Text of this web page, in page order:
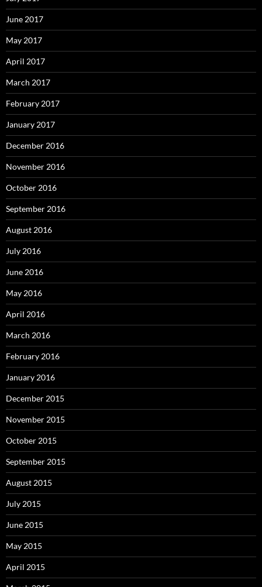
June 2017
May 2017
April 2017
March 2017
February 2017
January 2017
December 2016
November 2016
October 2016
September 2016
August 2016
July 2016
June 2016
May 2016
April 2016
March 2016
February 2016
January 2016
December 2015
November 2015
October 2015
September 2015
August 2015
July 2015
June 2015
May 2015
April 2015